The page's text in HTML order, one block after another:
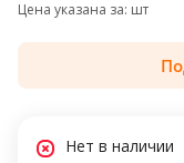
Цена указана за: шт
Нет в наличии